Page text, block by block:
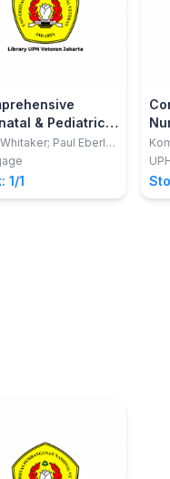
& Pediatric
Care
Paul Eberle;
1/1